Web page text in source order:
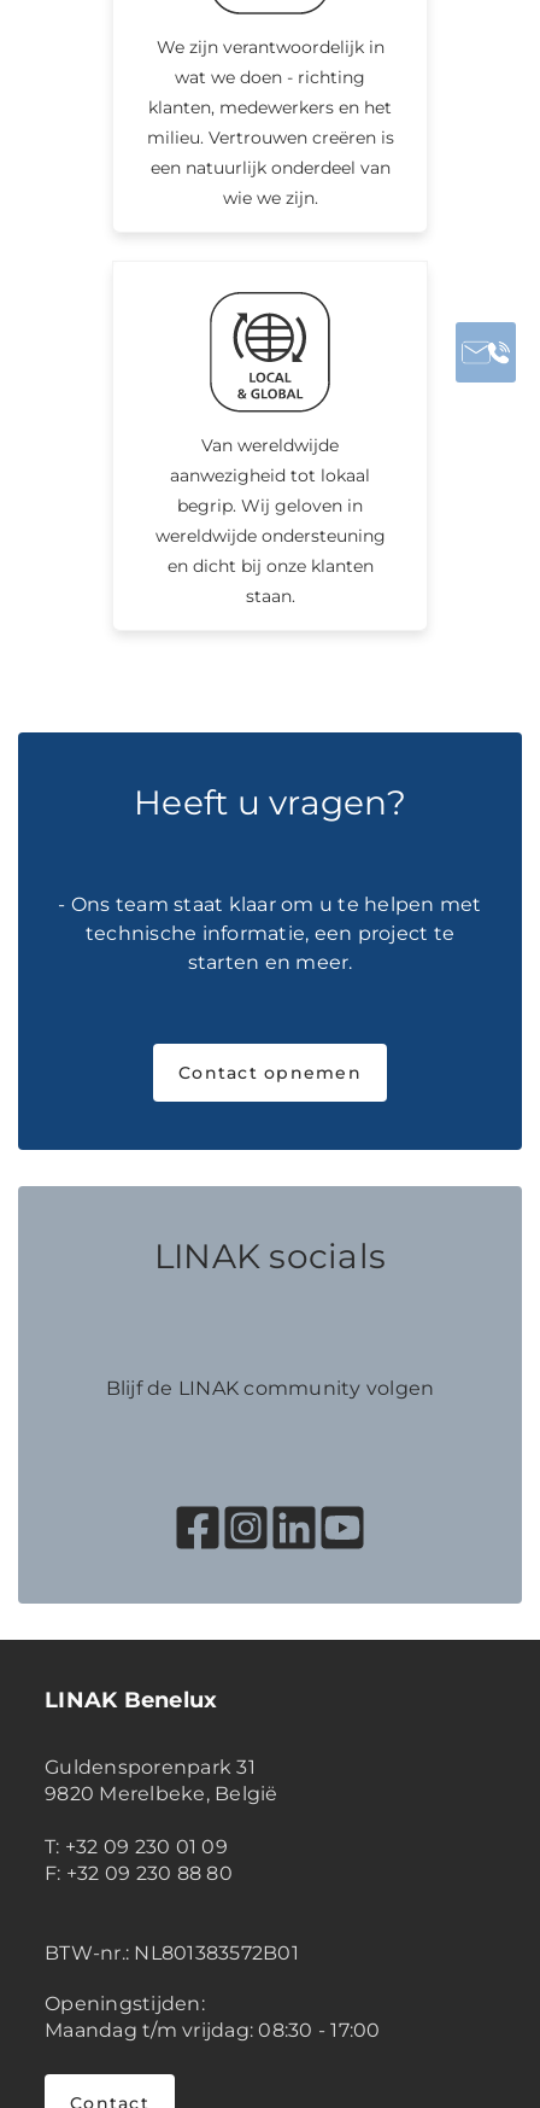
We zijn verantwoordelijk in
wat we doen - richting
klanten, medewerkers en het
milieu. Vertrouwen creëren is
een natuurlijk onderdeel van
wie we zijn.
Van wereldwijde
aanwezigheid tot lokaal
begrip. Wij geloven in
wereldwijde ondersteuning
en dicht bij onze klanten
staan.
Heeft u vragen?
- Ons team staat klaar om u te helpen met
technische informatie, een project te
starten en meer.
Contact opnemen
LINAK socials
Blijf de LINAK community volgen
LINAK Benelux
Guldensporenpark 31
9820 Merelbeke, België
T: +32 09 230 01 09
F: +32 09 230 88 80
BTW-nr.: NL801383572B01
Openingstijden:
Maandag t/m vrijdag: 08:30 - 17:00
Contact